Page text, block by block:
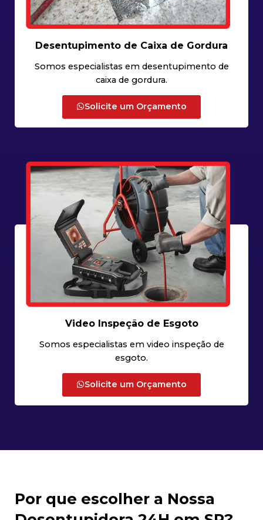
Desentupimento de Caixa de Gordura
Somos especialistas em desentupimento de
caixa de gordura.
Solicite um Orçamento
Video Inspeção de Esgoto
Somos especialistas em video inspeção de
esgoto.
Solicite um Orçamento
Por que escolher a Nossa